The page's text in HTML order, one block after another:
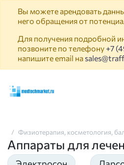
Вы можете арендовать
него обращения от
Для получения подробной
позвоните по телефону +7
напишите email на
Физиотерапия, косметология,
Аппараты для